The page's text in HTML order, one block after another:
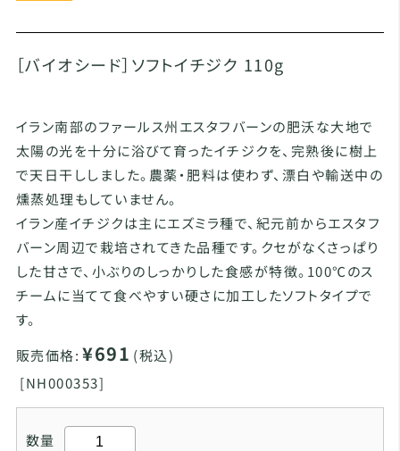
［バイオシード］ソフトイチジク 110g
イラン南部のファールス州エスタフバーンの肥沃な大地で
太陽の光を十分に浴びて育ったイチジクを、完熟後に樹上
で天日干ししました。農薬・肥料は使わず、漂白や輸送中の
燻蒸処理もしていません。
イラン産イチジクは主にエズミラ種で、紀元前からエスタフ
バーン周辺で栽培されてきた品種です。クセがなくさっぱり
した甘さで、小ぶりのしっかりした食感が特徴。100℃のス
チームに当てて食べやすい硬さに加工したソフトタイプで
す。
販売価格: ¥691 (税込)
[NH000353]
数量